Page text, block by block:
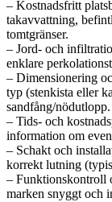
– Kostnadsfritt
takavvattning,
tomtgränser.
– Jord- och
enklare
– Dimensionering
typ (stenkista eller
sandfång/nödutlopp.
– Tids- och
information om
– Schakt och
korrekt lutning
– Funktionskontroll
marken snyggt och